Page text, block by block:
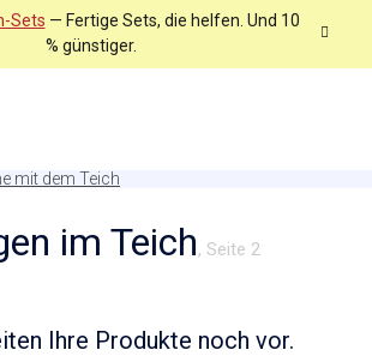
Sets — Fertige Sets, die helfen. Und 10
% günstiger.
mit dem Teich
im Teich, Seite 2
Ihre Produkte noch vor.